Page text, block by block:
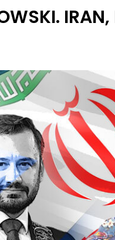
IRAN,